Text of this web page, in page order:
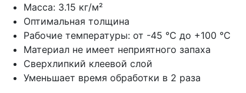
Масса: 3.15 кг/м²
Оптимальная толщина
Рабочие температуры: от -45 °С до +100 °С
Материал не имеет неприятного запаха
Сверхлипкий клеевой слой
Уменьшает время обработки в 2 раза